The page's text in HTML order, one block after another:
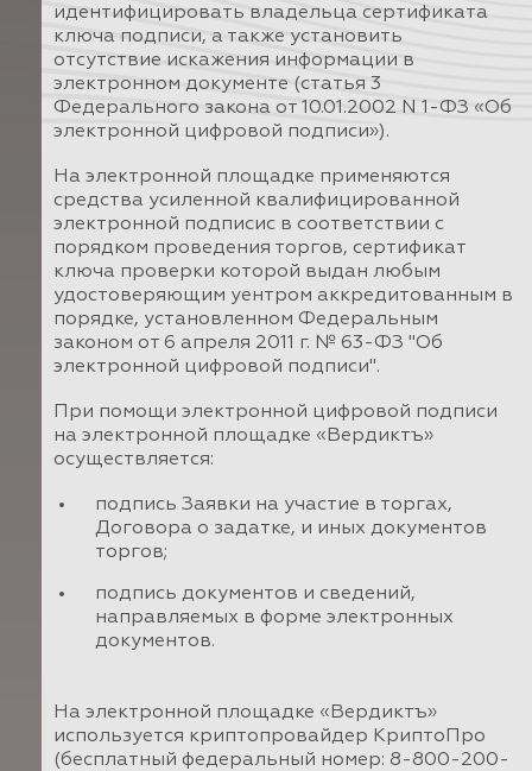
идентифицировать владельца сертификата
ключа подписи, а также установить
отсутствие искажения информации в
электронном документе (статья 3
Федерального закона от 10.01.2002 N 1-ФЗ «Об
электронной цифровой подписи»).
На электронной площадке применяются
средства усиленной квалифицированной
электронной подписис в соответствии с
порядком проведения торгов, сертификат
ключа проверки которой выдан любым
удостоверяющим уентром аккредитованным в
порядке, установленном Федеральным
законом от 6 апреля 2011 г. № 63-ФЗ "Об
электронной цифровой подписи".
При помощи электронной цифровой подписи
на электронной площадке «Вердиктъ»
осуществляется:
подпись Заявки на участие в торгах,
Договора о задатке, и иных документов
торгов;
подпись документов и сведений,
направляемых в форме электронных
документов.
На электронной площадке «Вердиктъ»
используется криптопровайдер КриптоПро
(бесплатный федеральный номер: 8-800-200-